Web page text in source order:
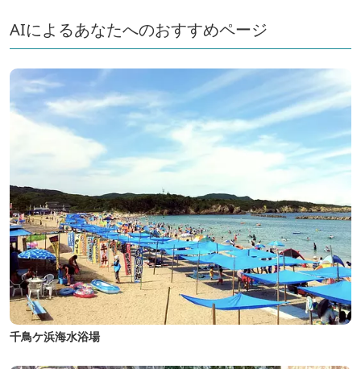
AIによるあなたへのおすすめページ
千鳥ケ浜海水浴場